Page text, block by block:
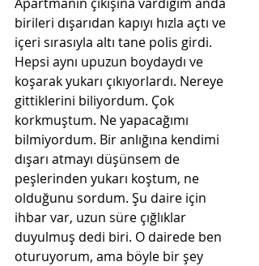
birileri dışarıdan kapıyı hızla açtı ve
içeri sırasıyla altı tane polis girdi.
Hepsi aynı upuzun boydaydı ve
koşarak yukarı çıkıyorlardı. Nereye
gittiklerini biliyordum. Çok
korkmuştum. Ne yapacağımı
bilmiyordum. Bir anlığına kendimi
dışarı atmayı düşünsem de
peşlerinden yukarı koştum, ne
olduğunu sordum. Şu daire için
ihbar var, uzun süre çığlıklar
duyulmuş dedi biri. O dairede ben
oturuyorum, ama böyle bir şey